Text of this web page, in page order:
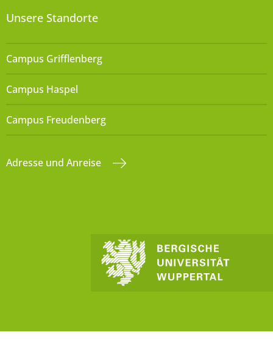
Unsere Standorte
Campus Grifflenberg
Campus Haspel
Campus Freudenberg
Adresse und Anreise